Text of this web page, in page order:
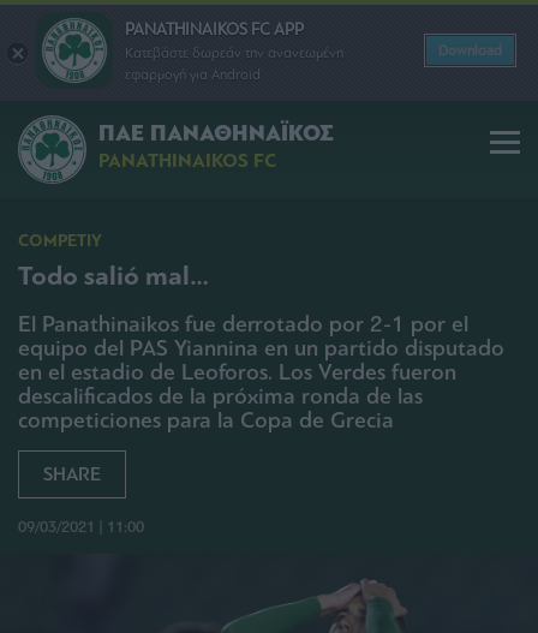
PANATHINAIKOS FC APP
Κατεβάστε δωρεάν την ανανεωμένη
εφαρμογή για Android
Download
ΠΑΕ ΠΑΝΑΘΗΝΑΪΚΟΣ
PANATHINAIKOS FC
COMPETIY
Todo salió mal…
El Panathinaikos fue derrotado por 2-1 por el
equipo del PAS Yiannina en un partido disputado
en el estadio de Leoforos. Los Verdes fueron
descalificados de la próxima ronda de las
competiciones para la Copa de Grecia
SHARE
09/03/2021 | 11:00